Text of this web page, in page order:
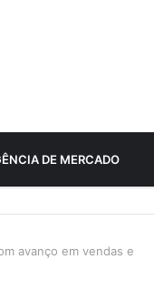
DE MERCADO
avanço em vendas e